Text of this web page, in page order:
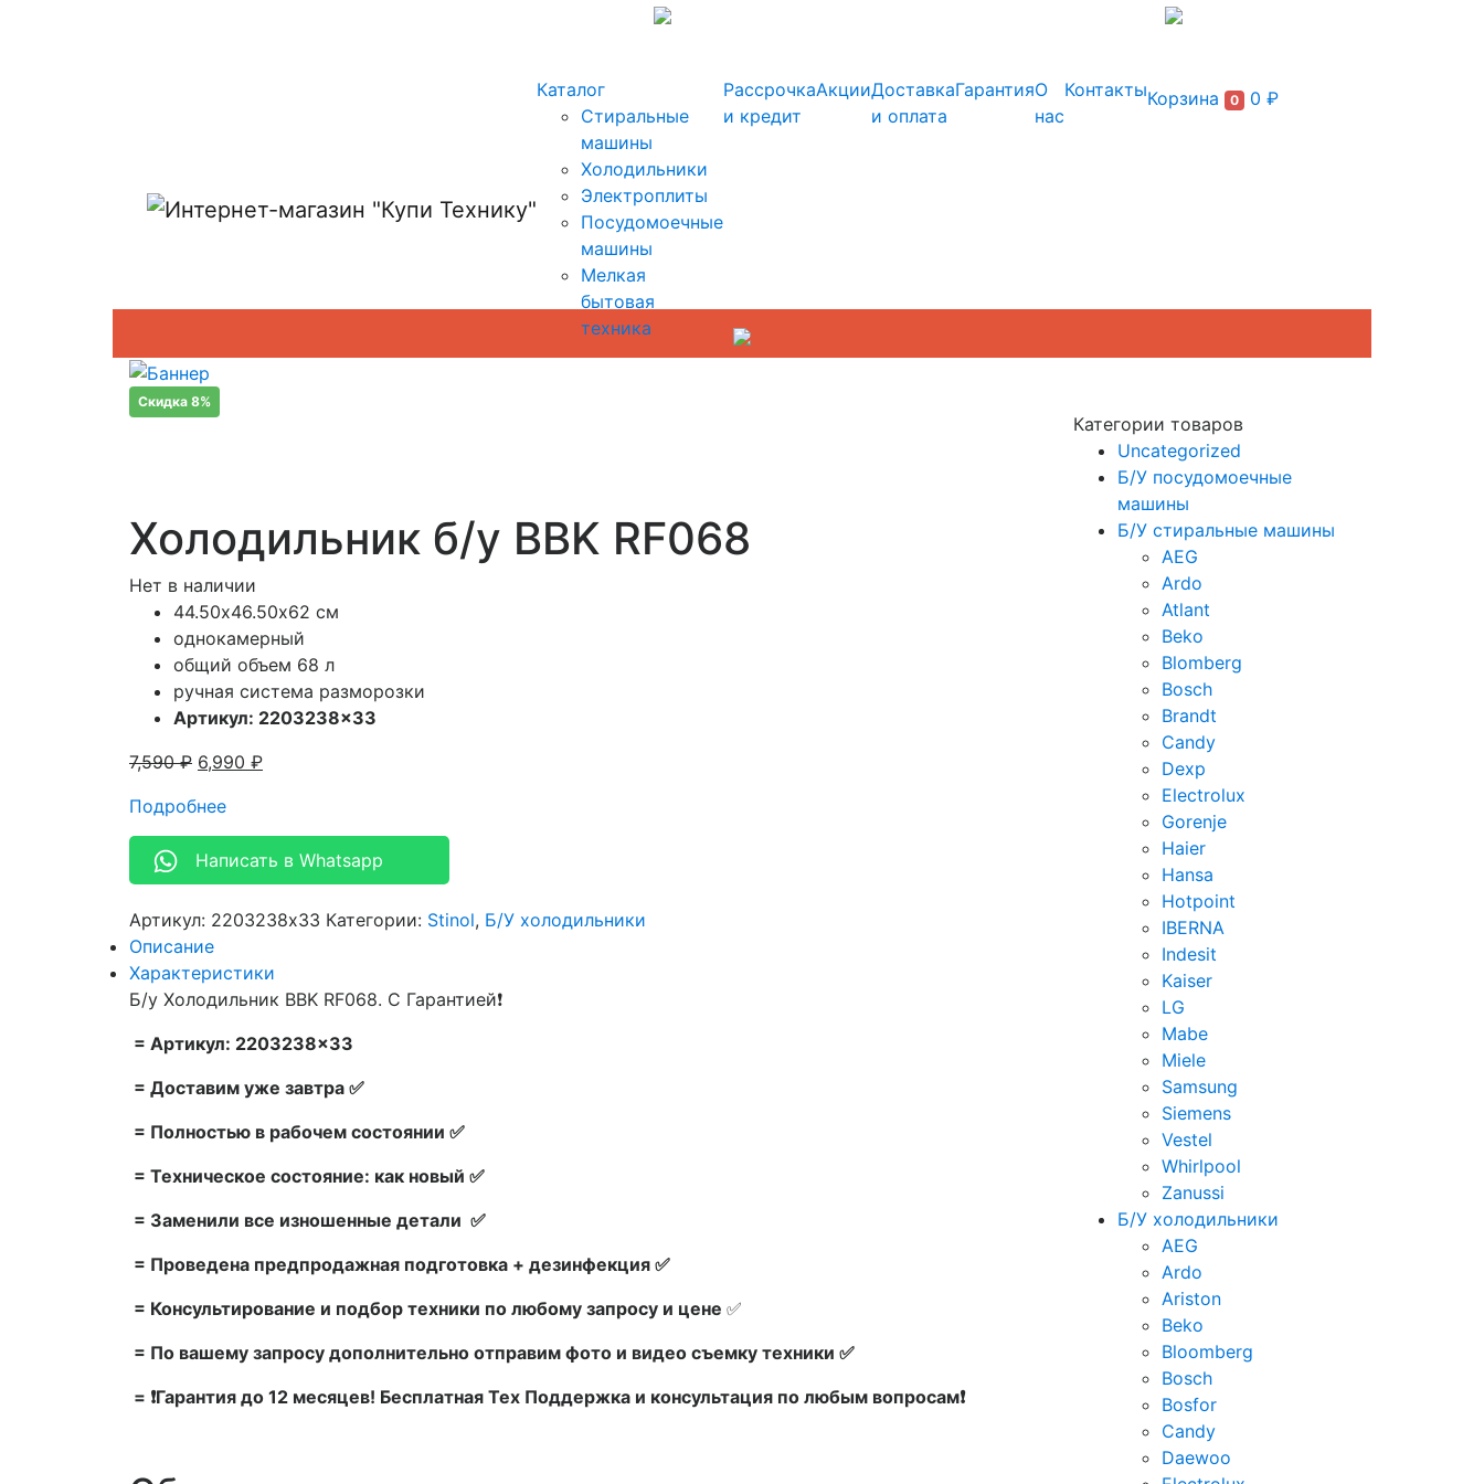
Каталог
Стиральные
машины
Холодильники
Электроплиты
Посудомоечные
машины
Мелкая
бытовая
техника
Рассрочка
и кредит
АкцииДоставка
и оплата
ГарантияО
нас
КонтактыКорзина 0 0 ₽
Скидка 8%
Холодильник б/у BBK RF068
Нет в наличии
44.50х46.50х62 см
однокамерный
общий объем 68 л
ручная система разморозки
Артикул: 2203238×33
7,590₽ 6,990 ₽
Подробнее
Написать в Whatsapp
Артикул: 2203238x33 Категории: Stinol, Б/У холодильники
Описание
Характеристики
Б/у Холодильник BBK RF068. С Гарантией❗
= Артикул: 2203238×33
= Доставим уже завтра ✅
= Полностью в рабочем состоянии ✅
= Техническое состояние: как новый ✅
= Заменили все изношенные детали ✅
= Проведена предпродажная подготовка + дезинфекция ✅
= Консультирование и подбор техники по любому запросу и цене ✅
= По вашему запросу дополнительно отправим фото и видео съемку техники ✅
= ❗Гарантия до 12 месяцев! Бесплатная Тех Поддержка и консультация по любым вопросам❗
Категории товаров
Uncategorized
Б/У посудомоечные
машины
Б/У стиральные машины
AEG
Ardo
Atlant
Beko
Blomberg
Bosch
Brandt
Candy
Dexp
Electrolux
Gorenje
Haier
Hansa
Hotpoint
IBERNA
Indesit
Kaiser
LG
Mabe
Miele
Samsung
Siemens
Vestel
Whirlpool
Zanussi
Б/У холодильники
AEG
Ardo
Ariston
Beko
Bloomberg
Bosch
Bosfor
Candy
Daewoo